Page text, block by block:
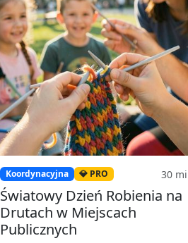
Koordynacyjna 💎 PRO 30
Światowy Dzień Robienia na
Drutach w Miejscach
Publicznych